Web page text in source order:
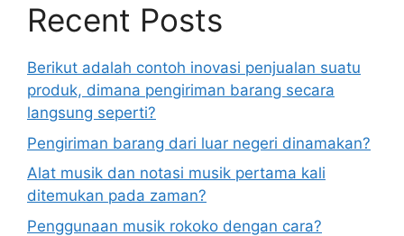
Recent Posts
Berikut adalah contoh inovasi penjualan suatu
produk, dimana pengiriman barang secara
langsung seperti?
Pengiriman barang dari luar negeri dinamakan?
Alat musik dan notasi musik pertama kali
ditemukan pada zaman?
Penggunaan musik rokoko dengan cara?